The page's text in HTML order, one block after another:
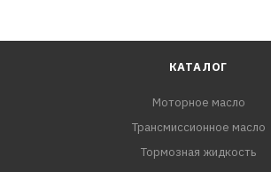
КАТАЛОГ
Моторное масло
Трансмиссионное масло
Тормозная жидкость